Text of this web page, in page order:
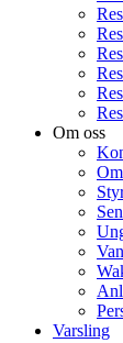
Om oss
Varsling